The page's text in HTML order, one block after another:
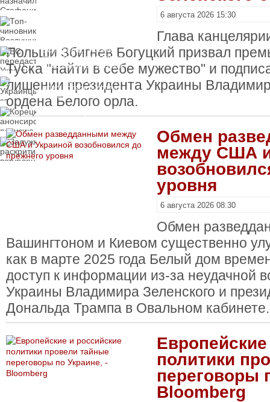
1 млрд гривен
ЕС передаст Украине
средства от доходов от
замороженных активов
России
Украинцы за рубежом
могут потерять доступ
к госжилью и выплатам
Корецкий анонсировал
ревизию госбюджета
Залужный
раскритиковал
вступление Украины в
6 августа 2026 15:30
Глава
Польши Збигнев Богуцкий призвал
Туска "найти в себе мужество" и
лишении президента Украины
ордена Белого орла.
Обмен
между США
уровня
6 августа 2026 08:30
Обмен
Вашингтоном и Киевом существенно
как в марте 2025 года Белый дом
доступ к информации из-за неудачной
Украины Владимира Зеленского и
Дональда Трампа в Овальном кабинете.
политики
переговоры
Bloomberg